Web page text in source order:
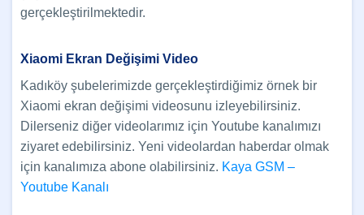
gerçekleştirilmektedir.
Xiaomi Ekran Değişimi Video
Kadıköy şubelerimizde gerçekleştirdiğimiz örnek bir
Xiaomi ekran değişimi videosunu izleyebilirsiniz.
Dilerseniz diğer videolarımız için Youtube kanalımızı
ziyaret edebilirsiniz. Yeni videolardan haberdar olmak
için kanalımıza abone olabilirsiniz. Kaya GSM –
Youtube Kanalı